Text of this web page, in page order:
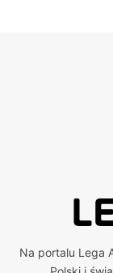
Na portalu Lega